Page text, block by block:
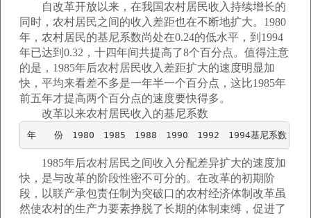
自改革开放以来，在我国农村居民收入持续增长的
同时，农村居民之间的收入差距也在不断地扩大。1980
年，农村居民的基尼系数尚处在0.24的低水平，到1994
年已达到0.32，十四年间共提高了8个百分点。值得注意
的是，1985年后农村居民收入差距扩大的速度明显加
快，平均来看差不多是一年半一个百分点，这比1985年
前五年才提高两个百分点的速度要快得多。
改革以来农村居民收入的基尼系数
年　　份　1980　1985　1988　1990　1992　1994基尼系数
1985年后农村居民之间收入分配差异扩大的速度加
快，是与改革的阶段性密不可分的。在改革的初期阶
段，以联产承包责任制为突破口的农村经济体制改革虽
然使农村的生产力要素挣脱了长期的体制束缚，促进了